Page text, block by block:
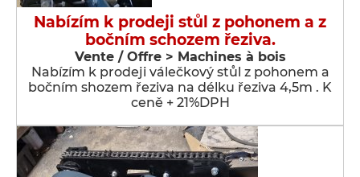
Nabízím k prodeji stůl z pohonem a z
bočním schozem řeziva.
Vente / Offre > Machines à bois
Nabízím k prodeji válečkový stůl z pohonem a
bočním shozem řeziva na délku řeziva 4,5m . K
ceně + 21%DPH